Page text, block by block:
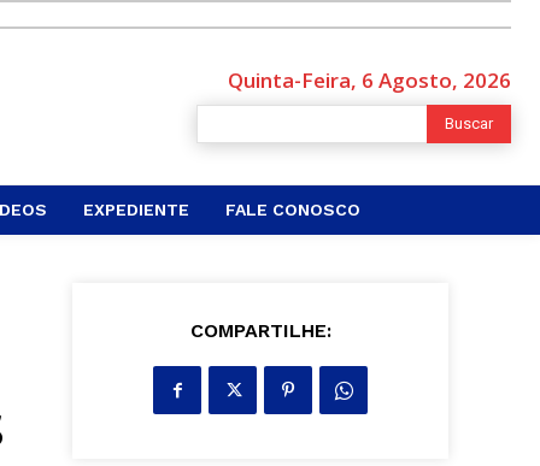
Quinta-Feira, 6 Agosto, 2026
Buscar
EXPEDIENTE FALE CONOSCO
COMPARTILHE: